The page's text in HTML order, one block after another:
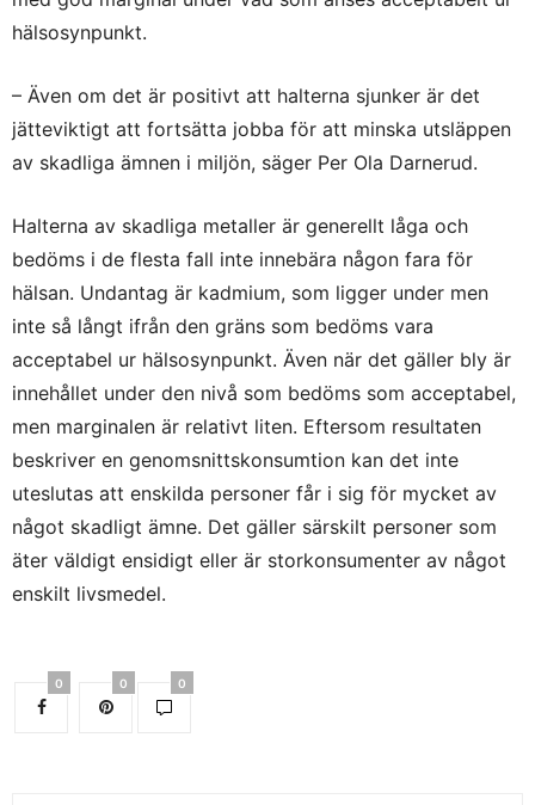
hälsosynpunkt.
– Även om det är positivt att halterna sjunker är det
jätteviktigt att fortsätta jobba för att minska utsläppen
av skadliga ämnen i miljön, säger Per Ola Darnerud.
Halterna av skadliga metaller är generellt låga och
bedöms i de flesta fall inte innebära någon fara för
hälsan. Undantag är kadmium, som ligger under men
inte så långt ifrån den gräns som bedöms vara
acceptabel ur hälsosynpunkt. Även när det gäller bly är
innehållet under den nivå som bedöms som acceptabel,
men marginalen är relativt liten. Eftersom resultaten
beskriver en genomsnittskonsumtion kan det inte
uteslutas att enskilda personer får i sig för mycket av
något skadligt ämne. Det gäller särskilt personer som
äter väldigt ensidigt eller är storkonsumenter av något
enskilt livsmedel.
0 0 0